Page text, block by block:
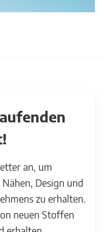
an, um
Design und
zu erhalten.
neuen Stoffen